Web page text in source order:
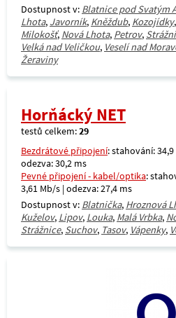
Dostupnost v: Blatnice pod Svatým
Lhota, Javorník, Kněždub, Kozojídky,
Milokošť, Nová Lhota, Petrov,
Velká nad Veličkou, Veselí nad
Žeraviny
Horňácký NET
testů celkem:29
Bezdrátové připojení: stahování:
odezva: 30,2 ms
Pevné připojení - kabel/optika:
3,61 Mb/s | odezva: 27,4 ms
Dostupnost v: Blatnička, Hroznová
Kuželov, Lipov, Louka, Malá Vrbka,
Strážnice, Suchov, Tasov, Vápenky,